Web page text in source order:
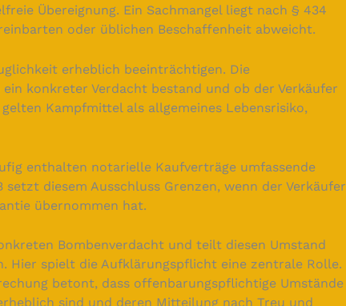
Übereignung. Ein Sachmangel liegt nach § 434
oder üblichen Beschaffenheit abweicht.
erheblich beeinträchtigen. Die
konkreter Verdacht bestand und ob der Verkäufer
Kampfmittel als allgemeines Lebensrisiko,
enthalten notarielle Kaufverträge umfassende
diesem Ausschluss Grenzen, wenn der Verkäufer
übernommen hat.
Bombenverdacht und teilt diesen Umstand
Hier spielt die Aufklärungspflicht eine zentrale Rolle.
betont, dass offenbarungspflichtige Umstände
sind und deren Mitteilung nach Treu und